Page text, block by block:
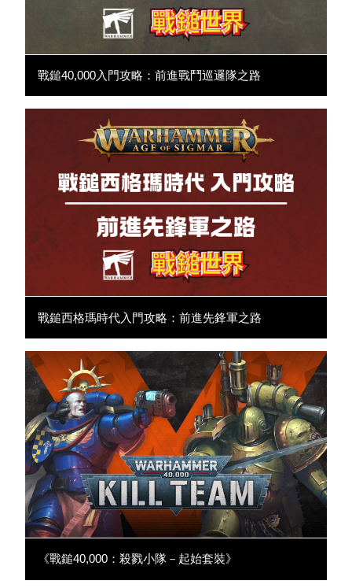
戰鎚40,000入門攻略：前進戰鬥巡邏隊之路
戰鎚西格瑪時代入門攻略：前進先鋒軍之路
《戰鎚40,000：殺戮小隊－起始套裝》